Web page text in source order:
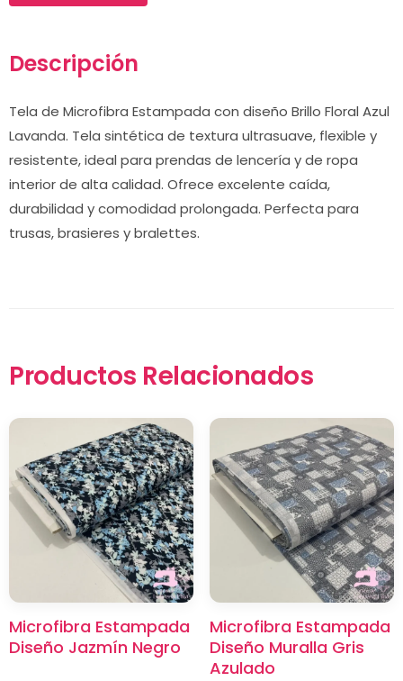
Descripción
Tela de Microfibra Estampada con diseño Brillo Floral Azul
Lavanda. Tela sintética de textura ultrasuave, flexible y
resistente, ideal para prendas de lencería y de ropa
interior de alta calidad. Ofrece excelente caída,
durabilidad y comodidad prolongada. Perfecta para
trusas, brasieres y bralettes.
Productos Relacionados
Microfibra Estampada
Diseño Jazmín Negro
Microfibra Estampada
Diseño Muralla Gris
Azulado
×